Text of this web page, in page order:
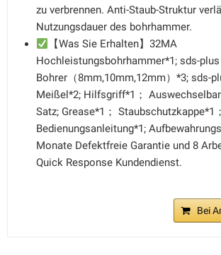
zu verbrennen. Anti-Staub-Struktur
Nutzungsdauer des bohrhammer.
【Was Sie Erhalten】32MA
Hochleistungsbohrhammer*1; sds-plus
Bohrer（8mm,10mm,12mm）*3; sds-
Meißel*2; Hilfsgriff*1；
Satz; Grease*1； Staubschutzkappe*1；
Bedienungsanleitung*1;
Monate Defektfreie Garantie und 8
Quick Response Kundendienst.
Bei